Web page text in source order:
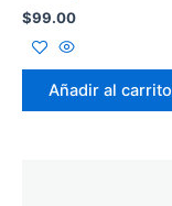
$99.00
Añadir al carrito